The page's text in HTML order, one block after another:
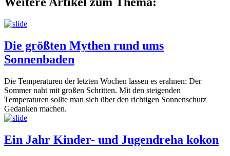
Die größten Mythen rund ums
Sonnenbaden
Die Temperaturen der letzten Wochen lassen es erahnen: Der
Sommer naht mit großen Schritten. Mit den steigenden
Temperaturen sollte man sich über den richtigen Sonnenschutz
Gedanken machen.
Ein Jahr Kinder- und Jugendreha kokon